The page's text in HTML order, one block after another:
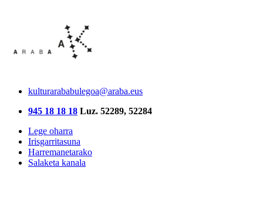
kulturarababulegoa@araba.eus
945 18 18 18 Luz. 52289, 52284
Lege oharra
Irisgarritasuna
Harremanetarako
Salaketa kanala